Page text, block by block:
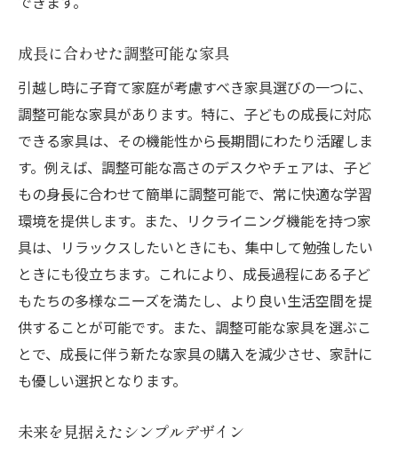
成長に合わせた調整可能な家具
引越し時に子育て家庭が考慮すべき家具選びの一つに、
調整可能な家具があります。特に、子どもの成長に対応
できる家具は、その機能性から長期間にわたり活躍しま
す。例えば、調整可能な高さのデスクやチェアは、子ど
もの身長に合わせて簡単に調整可能で、常に快適な学習
環境を提供します。また、リクライニング機能を持つ家
具は、リラックスしたいときにも、集中して勉強したい
ときにも役立ちます。これにより、成長過程にある子ど
もたちの多様なニーズを満たし、より良い生活空間を提
供することが可能です。また、調整可能な家具を選ぶこ
とで、成長に伴う新たな家具の購入を減少させ、家計に
も優しい選択となります。
未来を見据えたシンプルデザイン